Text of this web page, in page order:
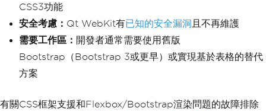
                    <th>Description</t
                    <th class='text-en
d'>Quantity</th>
d'>Price</th>
                    <th class='text-en
            </thead>
CSS3功能
安全考慮： Qt WebKit有已知的安全漏洞 且不再維護
需要工作區： 開發者通常需要使用舊版
Bootstrap（Bootstrap 3或更早）或實現基於表格的替代
方案
有關CSS框架支援和Flexbox/Bootstrap渲染問題的故障排除